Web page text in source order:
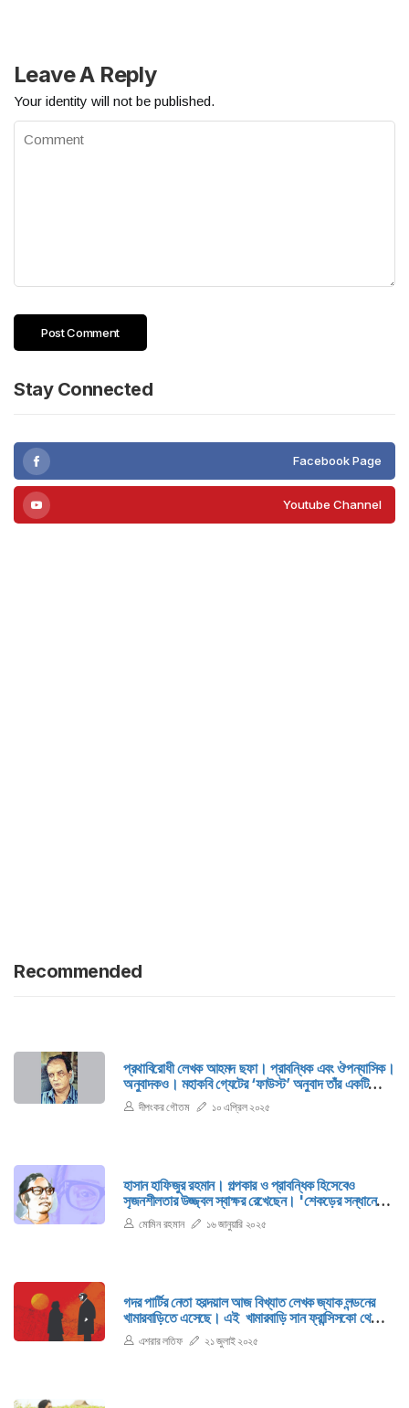
Leave A Reply
Your identity will not be published.
Stay Connected
Facebook Page
Youtube Channel
Recommended
প্রথাবিরোধী লেখক আহমদ ছফা। প্রাবন্ধিক এবং ঔপন্যাসিক।
অনুবাদকও। মহাকবি গ্যেটের ‘ফাউস্ট’ অনুবাদ তাঁর একটি
উল্লেখযোগ্য কাজ।
দীপংকর গৌতম ১০ এপ্রিল ২০২৫
হাসান হাফিজুর রহমান। গল্পকার ও প্রাবন্ধিক হিসেবেও
সৃজনশীলতার উজ্জ্বল স্বাক্ষর রেখেছেন। 'শেকড়ের সন্ধানে'
বিভাগে তুলে ধরা হলো হাসান হাফিজুর রহমানের জীবন ও
জন্মভূমির কথা।
মোমিন রহমান ১৬ জানুয়ারি ২০২৫
গদর পার্টির নেতা হরদয়াল আজ বিখ্যাত লেখক জ্যাক লন্ডনের
খামারবাড়িতে এসেছে। এই খামারবাড়ি সান ফ্রান্সিসকো থেকে
পঞ্চাশ মাইল উত্তরে, গ্লেন এলেনে।
এশরার লতিফ ২১ জুলাই ২০২৫